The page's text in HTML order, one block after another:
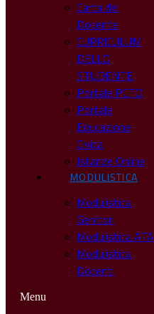
Carta del
Docente
CURRICULUM
DELLO
STUDENTE
Portale PCTO
Portale
Educazione
Civica
Istanze Online
MODULISTICA
Modulistica
Genitori
Modulistica ATA
Modulistica
Docenti
Menu